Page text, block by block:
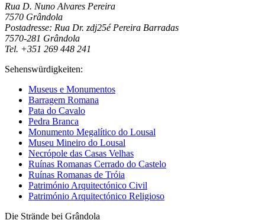
Rua D. Nuno Alvares Pereira
7570 Grândola
Postadresse: Rua Dr. zdj25é Pereira Barradas
7570-281 Grândola
Tel. +351 269 448 241
Sehenswürdigkeiten:
Museus e Monumentos
Barragem Romana
Pata do Cavalo
Pedra Branca
Monumento Megalítico do Lousal
Museu Mineiro do Lousal
Necrópole das Casas Velhas
Ruínas Romanas Cerrado do Castelo
Ruínas Romanas de Tróia
Património Arquitectónico Civil
Património Arquitectónico Religioso
Die Strände bei Grândola